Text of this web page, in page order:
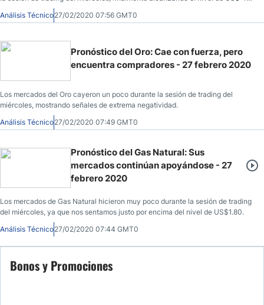
y aplastando toda esperanza de apoyo.
Análisis Técnico27/02/2020 07:56 GMT0
Pronóstico del Oro: Cae con fuerza, pero
encuentra compradores - 27 febrero 2020
Los mercados del Oro cayeron un poco durante la sesión de trading del
miércoles, mostrando señales de extrema negatividad.
Análisis Técnico27/02/2020 07:49 GMT0
Pronóstico del Gas Natural: Sus
mercados continúan apoyándose - 27
febrero 2020
Los mercados de Gas Natural hicieron muy poco durante la sesión de trading
del miércoles, ya que nos sentamos justo por encima del nivel de US$1.80.
Análisis Técnico27/02/2020 07:44 GMT0
Bonos y Promociones